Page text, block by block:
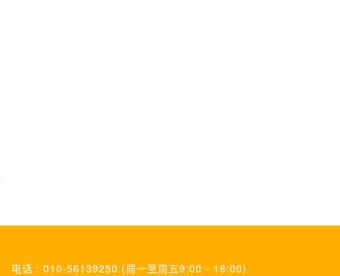
电话 : 010-56139250 (周一至周五9:00 - 18:00)